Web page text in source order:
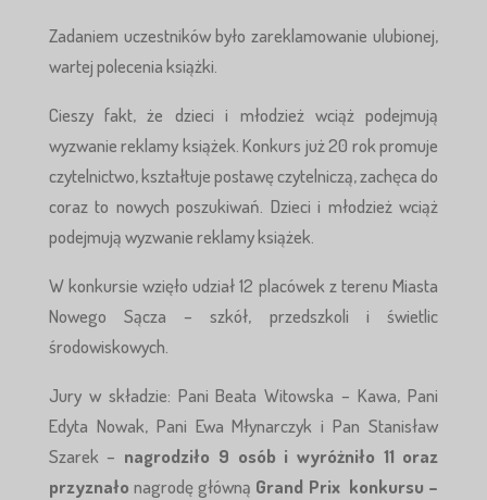
Zadaniem uczestników było zareklamowanie ulubionej,
wartej polecenia książki.
Cieszy fakt, że dzieci i młodzież wciąż podejmują
wyzwanie reklamy książek. Konkurs już 20 rok promuje
czytelnictwo, kształtuje postawę czytelniczą, zachęca do
coraz to nowych poszukiwań. Dzieci i młodzież wciąż
podejmują wyzwanie reklamy książek.
W konkursie wzięło udział 12 placówek z terenu Miasta
Nowego Sącza – szkół, przedszkoli i świetlic
środowiskowych.
Jury w składzie: Pani Beata Witowska – Kawa, Pani
Edyta Nowak, Pani Ewa Młynarczyk i Pan Stanisław
Szarek – nagrodziło 9 osób i wyróżniło 11 oraz
przyznało nagrodę główną Grand Prix konkursu –